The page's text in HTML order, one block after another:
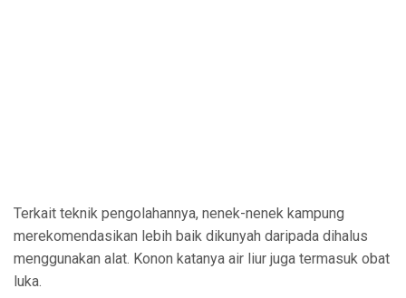
Terkait teknik pengolahannya, nenek-nenek kampung
merekomendasikan lebih baik dikunyah daripada dihalus
menggunakan alat. Konon katanya air liur juga termasuk obat
luka.